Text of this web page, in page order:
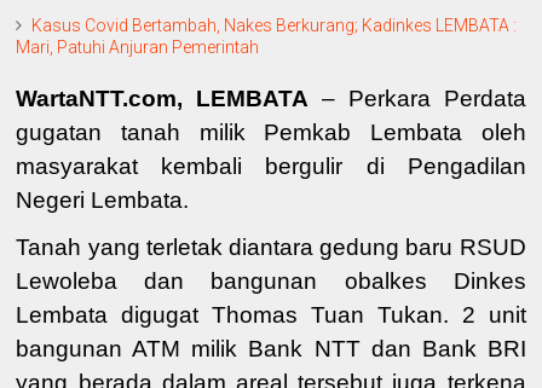
Kasus Covid Bertambah, Nakes Berkurang; Kadinkes LEMBATA :
Mari, Patuhi Anjuran Pemerintah
WartaNTT.com, LEMBATA – Perkara Perdata
gugatan tanah milik Pemkab Lembata oleh
masyarakat kembali bergulir di Pengadilan
Negeri Lembata.
Tanah yang terletak diantara gedung baru RSUD
Lewoleba dan bangunan obalkes Dinkes
Lembata digugat Thomas Tuan Tukan. 2 unit
bangunan ATM milik Bank NTT dan Bank BRI
yang berada dalam areal tersebut juga terkena